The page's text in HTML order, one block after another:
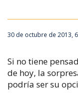
30 de octubre de 2013,
Si no tiene
de hoy, la
podría ser su